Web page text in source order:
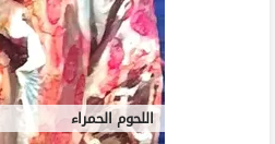
اللحوم الحمراء